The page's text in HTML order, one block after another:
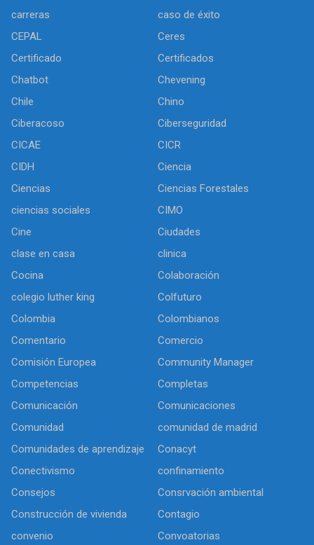
carreras
caso de éxito
CEPAL
Ceres
Certificado
Certificados
Chatbot
Chevening
Chile
Chino
Ciberacoso
Ciberseguridad
CICAE
CICR
CIDH
Ciencia
Ciencias
Ciencias Forestales
ciencias sociales
CIMO
Cine
Ciudades
clase en casa
clinica
Cocina
Colaboración
colegio luther king
Colfuturo
Colombia
Colombianos
Comentario
Comercio
Comisión Europea
Community Manager
Competencias
Completas
Comunicación
Comunicaciones
Comunidad
comunidad de madrid
Comunidades de aprendizaje
Conacyt
Conectivismo
confinamiento
Consejos
Consrvación ambiental
Construcción de vivienda
Contagio
convenio
Convoatorias